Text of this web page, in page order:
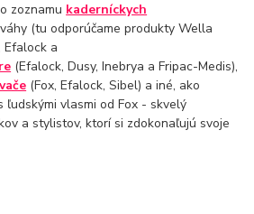
zoznamu kaderníckych
(tu odporúčame produkty Wella
a
(Efalock, Dusy, Inebrya a Fripac-Medis),
(Fox, Efalock, Sibel) a iné, ako
ľudskými vlasmi od Fox - skvelý
a stylistov, ktorí si zdokonaľujú svoje